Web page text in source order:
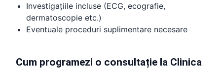
Investigațiile incluse (ECG, ecografie,
dermatoscopie etc.)
Eventuale proceduri suplimentare necesare
Cum programezi o consultație la Clinica